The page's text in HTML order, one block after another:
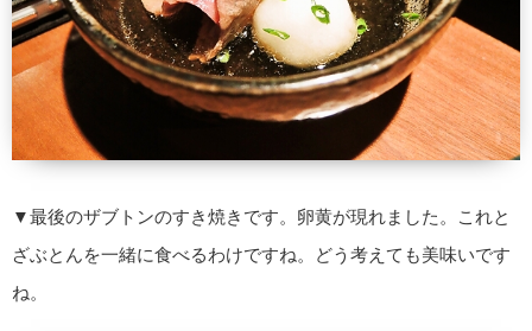
▼最後のザブトンのすき焼きです。卵黄が現れました。これと
ざぶとんを一緒に食べるわけですね。どう考えても美味いです
ね。